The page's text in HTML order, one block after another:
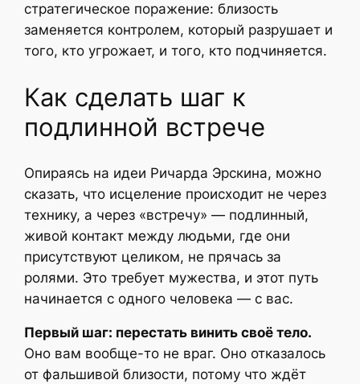
стратегическое поражение: близость
заменяется контролем, который разрушает и
того, кто угрожает, и того, кто подчиняется.
Как сделать шаг к
подлинной встрече
Опираясь на идеи Ричарда Эрскина, можно
сказать, что исцеление происходит не через
технику, а через «встречу» — подлинный,
живой контакт между людьми, где они
присутствуют целиком, не прячась за
ролями. Это требует мужества, и этот путь
начинается с одного человека — с вас.
Первый шаг: перестать винить своё тело.
Оно вам вообще-то не враг. Оно отказалось
от фальшивой близости, потому что ждёт